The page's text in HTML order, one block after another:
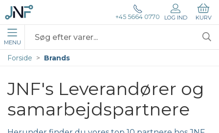
+45 5664 0770 LOG IND KURV
MENU
Forside Brands
JNF's Leverandører og
samarbejdspartnere